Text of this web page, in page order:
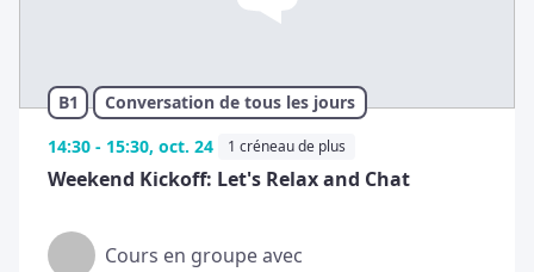
B1
Conversation de tous les jours
14:30 - 15:30, oct. 24
1 créneau de plus
Weekend Kickoff: Let's Relax and Chat
Cours en groupe avec